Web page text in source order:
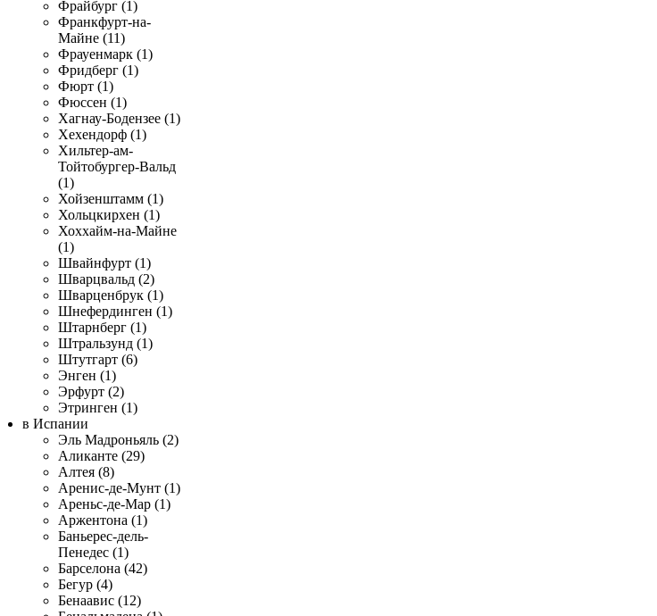
Фрайбург (1)
Франкфурт-на-
Майне (11)
Фрауенмарк (1)
Фридберг (1)
Фюрт (1)
Фюссен (1)
Хагнау-Бодензее (1)
Хехендорф (1)
Хильтер-ам-
Тойтобургер-Вальд
(1)
Хойзенштамм (1)
Хольцкирхен (1)
Хоххайм-на-Майне
(1)
Швайнфурт (1)
Шварцвальд (2)
Шварценбрук (1)
Шнефердинген (1)
Штарнберг (1)
Штральзунд (1)
Штутгарт (6)
Энген (1)
Эрфурт (2)
Этринген (1)
в Испании
Эль Мадроньяль (2)
Аликанте (29)
Алтея (8)
Аренис-де-Мунт (1)
Ареньс-де-Мар (1)
Аржентона (1)
Баньерес-дель-
Пенедес (1)
Барселона (42)
Бегур (4)
Бенаавис (12)